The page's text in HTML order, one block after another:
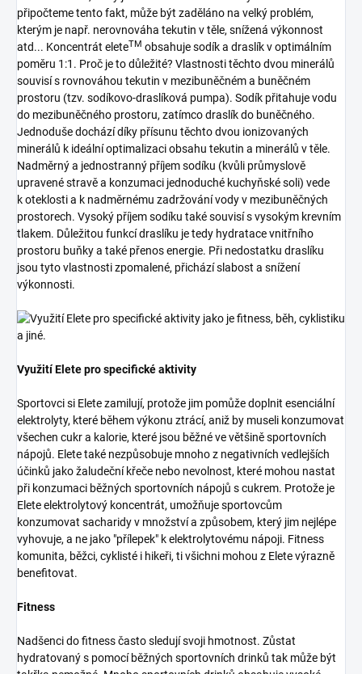
připočteme tento fakt, může být zaděláno na velký problém,
kterým je např. nerovnováha tekutin v těle, snížená výkonnost
atd... Koncentrát eleteTM obsahuje sodík a draslík v optimálním
poměru 1:1. Proč je to důležité? Vlastnosti těchto dvou minerálů
souvisí s rovnováhou tekutin v mezibuněčném a buněčném
prostoru (tzv. sodíkovo-draslíková pumpa). Sodík přitahuje vodu
do mezibuněčného prostoru, zatímco draslík do buněčného.
Jednoduše dochází díky přísunu těchto dvou ionizovaných
minerálů k ideální optimalizaci obsahu tekutin a minerálů v těle.
Nadměrný a jednostranný příjem sodíku (kvůli průmyslově
upravené stravě a konzumaci jednoduché kuchyňské soli) vede
k oteklosti a k nadměrnému zadržování vody v mezibuněčných
prostorech. Vysoký příjem sodíku také souvisí s vysokým krevním
tlakem. Důležitou funkcí draslíku je tedy hydratace vnitřního
prostoru buňky a také přenos energie. Při nedostatku draslíku
jsou tyto vlastnosti zpomalené, přichází slabost a snížení
výkonnosti.
Využití Elete pro specifické aktivity
Sportovci si Elete zamilují, protože jim pomůže doplnit esenciální
elektrolyty, které během výkonu ztrácí, aniž by museli konzumovat
všechen cukr a kalorie, které jsou běžné ve většině sportovních
nápojů. Elete také nezpůsobuje mnoho z negativních vedlejších
účinků jako žaludeční křeče nebo nevolnost, které mohou nastat
při konzumaci běžných sportovních nápojů s cukrem. Protože je
Elete elektrolytový koncentrát, umožňuje sportovcům
konzumovat sacharidy v množství a způsobem, který jim nejlépe
vyhovuje, a ne jako "přílepek" k elektrolytovému nápoji. Fitness
komunita, běžci, cyklisté i hikeři, ti všichni mohou z Elete výrazně
benefitovat.
Fitness
Nadšenci do fitness často sledují svoji hmotnost. Zůstat
hydratovaný s pomocí běžných sportovních drinků tak může být